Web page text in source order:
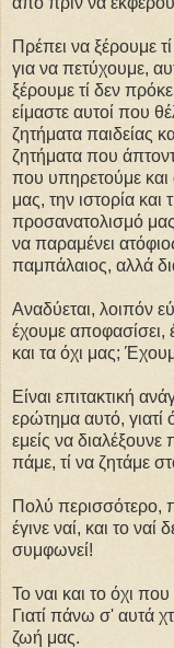
Πρέπει να ξέρουμε
για να πετύχουμε,
ξέρουμε τί δεν
είμαστε αυτοί που
ζητήματα παιδείας
ζητήματα που
που υπηρετούμε και
μας, την ιστορία
προσανατολισμό
να παραμένει
παμπάλαιος, αλλά
Αναδύεται, λοιπόν
έχουμε αποφασίσει,
και τα όχι μας;
Είναι επιτακτική
ερώτημα αυτό,
εμείς να
πάμε, τί να ζητάμε
Πολύ περισσότερο,
έγινε ναί, και το ναί
συμφωνεί!
Το ναι και το όχι
Γιατί πάνω σ' αυτά
ζωή μας.